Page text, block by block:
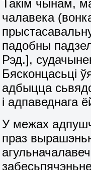
Такім чынам,
чалавека
падобны
Рэд.],
Бясконцасьці
адбыцца
і адпаведнага
У межах
праз